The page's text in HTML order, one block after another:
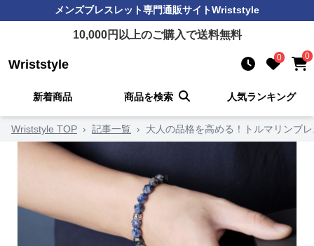
メンズブレスレット専門通販サイトWriststyle
10,000円以上のご購入で送料無料
Wriststyle 0 0
新着商品 商品を検索 人気ランキング
Wriststyle TOP › 記事一覧 › 大人の品格を高める！トルマリンブ